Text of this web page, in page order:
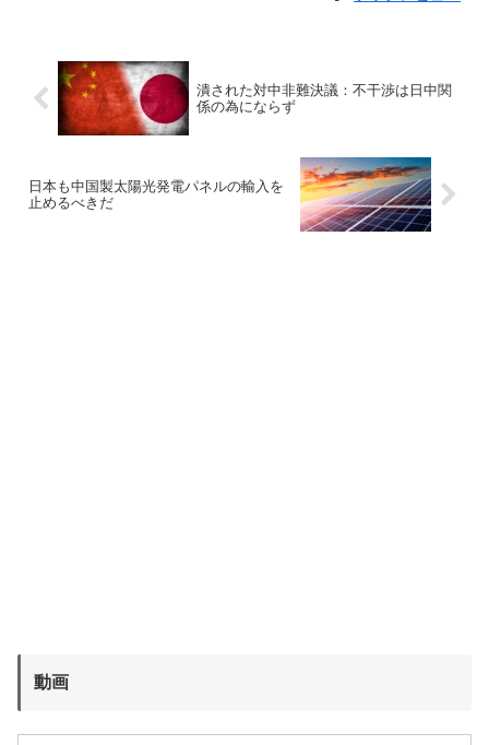
潰された対中非難決議：不干渉は日中関
係の為にならず
日本も中国製太陽光発電パネルの輸入を
止めるべきだ
動画